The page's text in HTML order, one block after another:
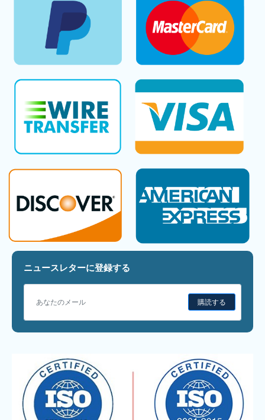
ニュースレターに登録する
購読する